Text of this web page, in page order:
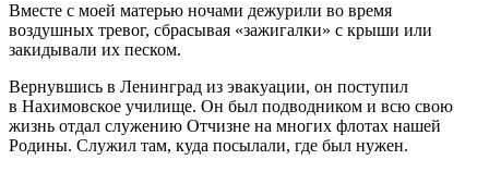
Вместе с моей матерью ночами дежурили во время
воздушных тревог, сбрасывая «зажигалки» с крыши или
закидывали их песком.
Вернувшись в Ленинград из эвакуации, он поступил
в Нахимовское училище. Он был подводником и всю свою
жизнь отдал служению Отчизне на многих флотах нашей
Родины. Служил там, куда посылали, где был нужен.